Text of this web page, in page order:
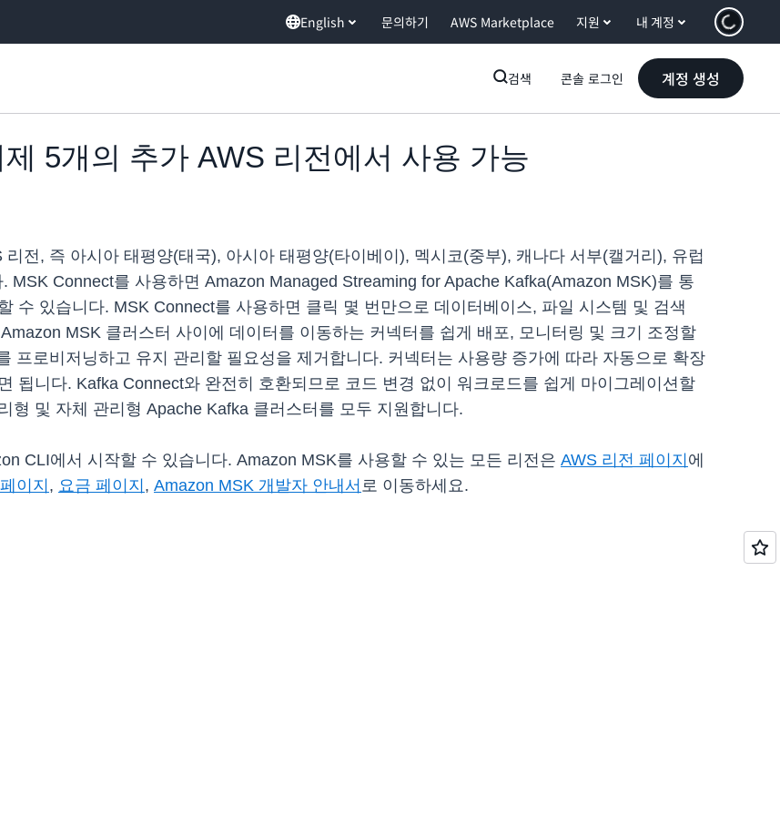
English 문의하기 AWS Marketplace 지원 내 계정
검색 콘솔 로그인 계정 생성
5개의 추가 AWS 리전에서 사용 가능
전, 즉 아시아 태평양(태국), 아시아 태평양(타이베이), 멕시코(중부), 캐나다 서부(캘거리), 유럽
MSK Connect를 사용하면 Amazon Managed Streaming for Apache Kafka(Amazon MSK)를 통
수 있습니다. MSK Connect를 사용하면 클릭 몇 번만으로 데이터베이스, 파일 시스템 및 검색
MSK 클러스터 사이에 데이터를 이동하는 커넥터를 쉽게 배포, 모니터링 및 크기 조정할
프로비저닝하고 유지 관리할 필요성을 제거합니다. 커넥터는 사용량 증가에 따라 자동으로 확장
됩니다. Kafka Connect와 완전히 호환되므로 코드 변경 없이 워크로드를 쉽게 마이그레이션할
형 및 자체 관리형 Apache Kafka 클러스터를 모두 지원합니다.
CLI에서 시작할 수 있습니다. Amazon MSK를 사용할 수 있는 모든 리전은 AWS 리전 페이지 에
이지 , 요금 페이지 , Amazon MSK 개발자 안내서 로 이동하세요.